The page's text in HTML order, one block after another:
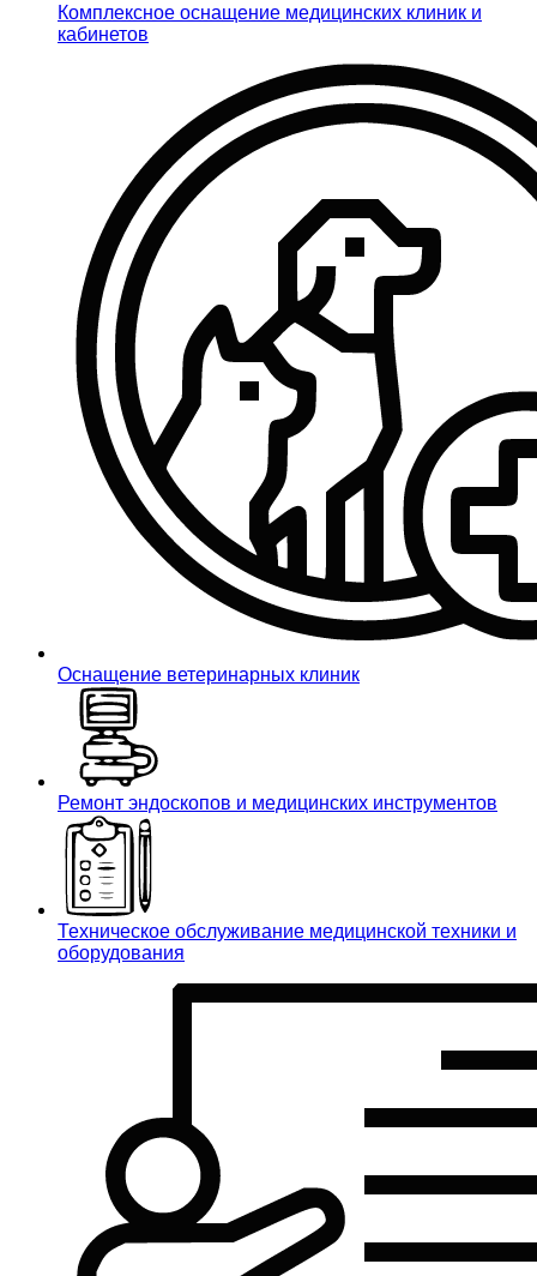
Комплексное оснащение медицинских клиник и
кабинетов
Оснащение ветеринарных клиник
Ремонт эндоскопов и медицинских инструментов
Техническое обслуживание медицинской техники и
оборудования